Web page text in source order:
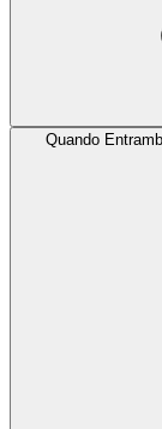
Quando